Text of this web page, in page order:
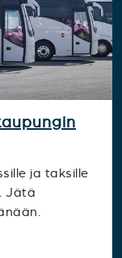
ja taksille
Jätä